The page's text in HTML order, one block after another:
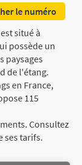
le numéro
est situé à
possède un
paysages
de l'étang.
en France,
115
Consultez
ses tarifs.